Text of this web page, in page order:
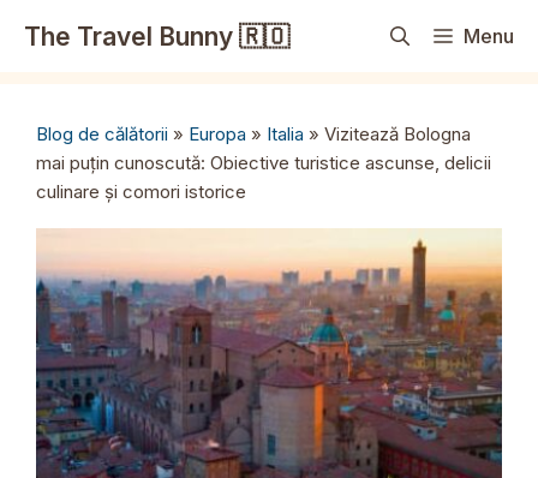
The Travel Bunny 🇷🇴 Menu
Blog de călătorii » Europa » Italia » Vizitează Bologna
mai puțin cunoscută: Obiective turistice ascunse, delicii
culinare și comori istorice